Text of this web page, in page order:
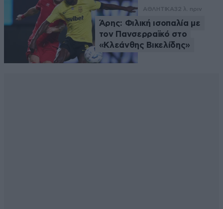
ΑΘΛΗΤΙΚΑ32 λ. πριν
Άρης: Φιλική ισοπαλία με
τον Πανσερραϊκό στο
«Κλεάνθης Βικελίδης»